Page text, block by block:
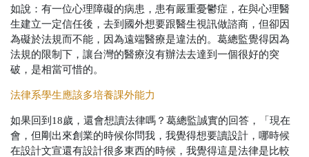
如說：有一位心理障礙的病患，患有嚴重憂鬱症，在與心理醫
生建立一定信任後，去到國外想要跟醫生視訊做諮商，但卻因
為礙於法規而不能，因為遠端醫療是違法的。葛總監覺得因為
法規的限制下，讓台灣的醫療沒有辦法去達到一個很好的突
破，是相當可惜的。
法律系學生應該多培養課外能力
如果回到18歲，還會想讀法律嗎？葛總監誠實的回答，「現在
會，但剛出來創業的時候你問我，我覺得想要讀設計，哪時候
在設計文宣還有設計很多東西的時候，我覺得這是法律是比較